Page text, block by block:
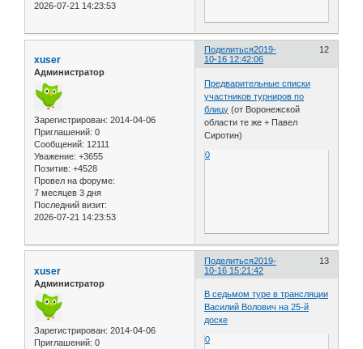
2026-07-21 14:23:53
Поделиться 12
2019-
10-16 12:42:06
xuser
Администратор
Зарегистрирован: 2014-04-06
Приглашений: 0
Сообщений: 12111
Уважение: +3655
Позитив: +4528
Провел на форуме:
7 месяцев 3 дня
Последний визит:
2026-07-21 14:23:53
Предварительные списки
участников турниров по
блицу (от Воронежской
области те же + Павел
Сиротин)
0
Поделиться 13
2019-
10-16 15:21:42
xuser
Администратор
Зарегистрирован: 2014-04-06
Приглашений: 0
В седьмом туре в трансляции
Василий Волович на 25-й
доске
0